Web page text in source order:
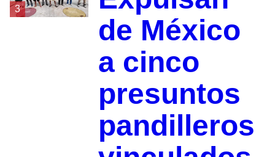
3
de México
a cinco
presuntos
pandilleros